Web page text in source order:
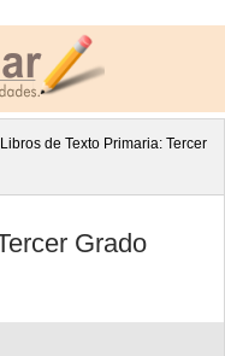
Libros de Texto Primaria: Tercer
Grado